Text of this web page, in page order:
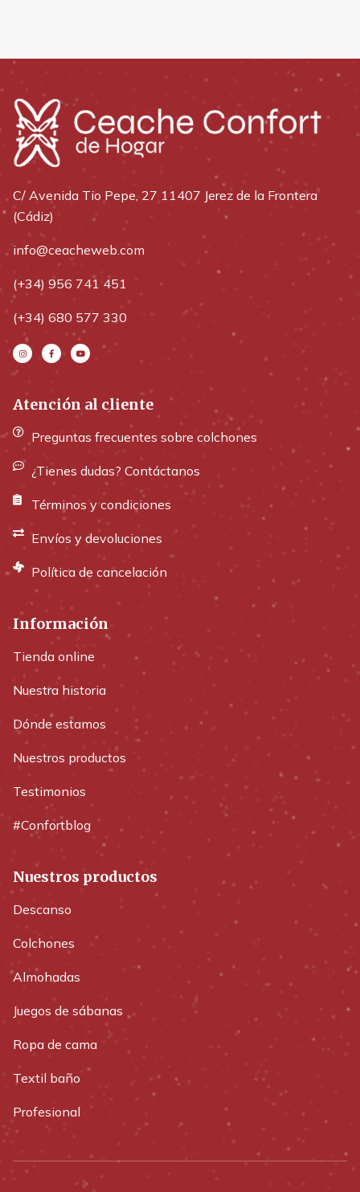
C/ Avenida Tio Pepe, 27 11407 Jerez de la Frontera
(Cádiz)
info@ceacheweb.com
(+34) 956 741 451
(+34) 680 577 330
Atención al cliente
Preguntas frecuentes sobre colchones
¿Tienes dudas? Contáctanos
Términos y condiciones
Envíos y devoluciones
Política de cancelación
Información
Tienda online
Nuestra historia
Dónde estamos
Nuestros productos
Testimonios
#Confortblog
Nuestros productos
Descanso
Colchones
Almohadas
Juegos de sábanas
Ropa de cama
Textil baño
Profesional